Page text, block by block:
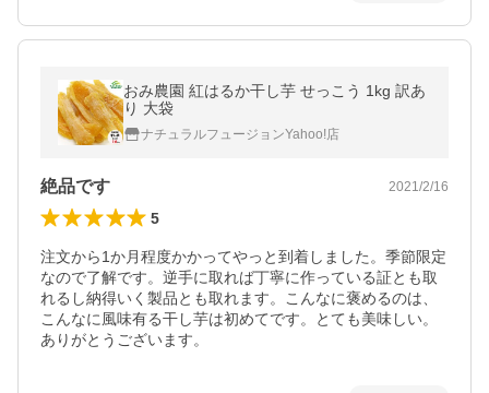
おみ農園 紅はるか干し芋 せっこう 1kg 訳あ
り 大袋
ナチュラルフュージョンYahoo!店
絶品です 2021/2/16
5
注文から1か月程度かかってやっと到着しました。季節限定
なので了解です。逆手に取れば丁寧に作っている証とも取
れるし納得いく製品とも取れます。こんなに褒めるのは、
こんなに風味有る干し芋は初めてです。とても美味しい。
ありがとうございます。